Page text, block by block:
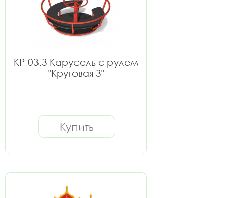
КР-03.3 Карусель с рулем
"Круговая 3"
Купить